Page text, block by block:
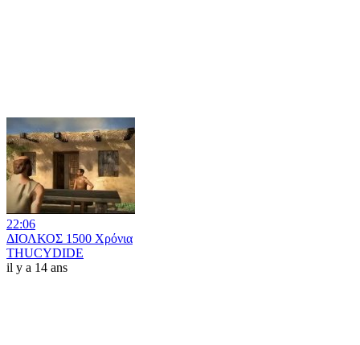
22:06
ΔΙΟΛΚΟΣ 1500 Χρόνια
THUCYDIDE
il y a 14 ans